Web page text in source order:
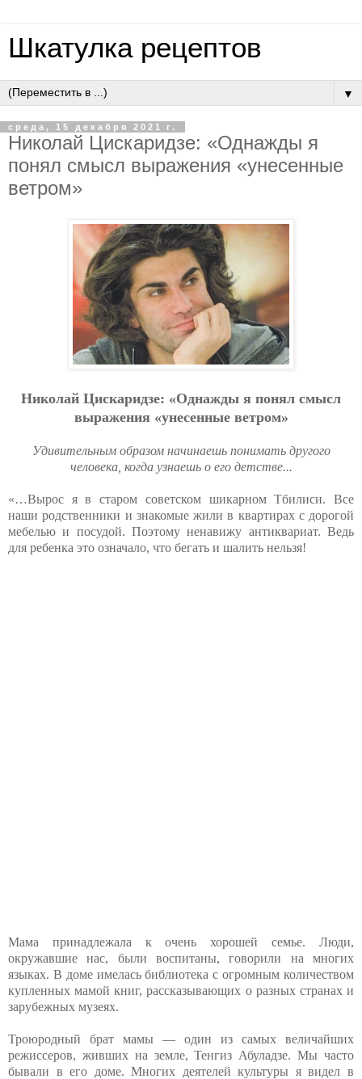
Шкатулка рецептов
▼
среда, 15 декабря 2021 г.
Николай Цискаридзе: «Однажды я
понял смысл выражения «унесенные
ветром»
Николай Цискаридзе: «Однажды я понял смысл
выражения «унесенные ветром»
Удивительным образом начинаешь понимать другого
человека, когда узнаешь о его детстве...
«…Вырос я в старом советском шикарном Тбилиси. Все
наши родственники и знакомые жили в квартирах с дорогой
мебелью и посудой. Поэтому ненавижу антиквариат. Ведь
для ребенка это означало, что бегать и шалить нельзя!
Мама принадлежала к очень хорошей семье. Люди,
окружавшие нас, были воспитаны, говорили на многих
языках. В доме имелась библиотека с огромным количеством
купленных мамой книг, рассказывающих о разных странах и
зарубежных музеях.
Троюродный брат мамы — один из самых величайших
режиссеров, живших на земле, Тенгиз Абуладзе. Мы часто
бывали в его доме. Многих деятелей культуры я видел в